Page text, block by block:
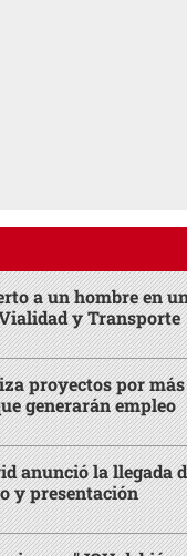
a un hombre en
y Transporte
proyectos por más
generarán empleo
anunció la llegada
y presentación